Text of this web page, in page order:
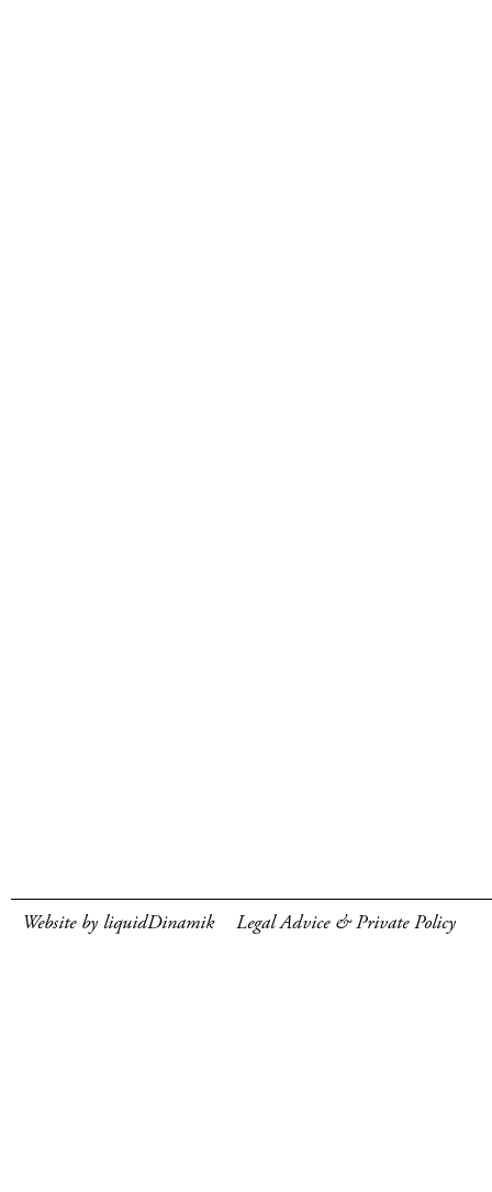
Website by liquidDinamik Legal Advice & Private Policy